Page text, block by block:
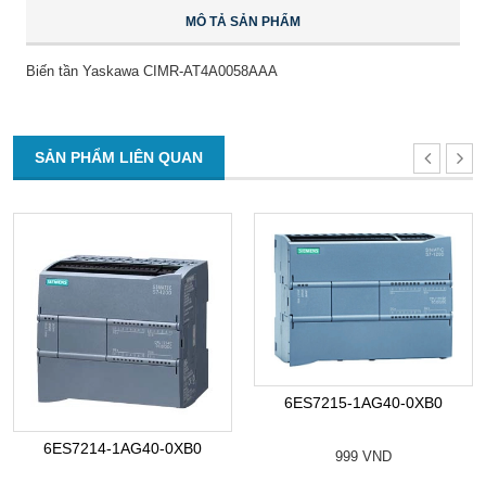
MÔ TẢ SẢN PHẨM
Biến tần Yaskawa CIMR-AT4A0058AAA
SẢN PHẨM LIÊN QUAN
6ES7214-1AG40-0XB0
6ES7215-1AG40-0XB0
999 VND